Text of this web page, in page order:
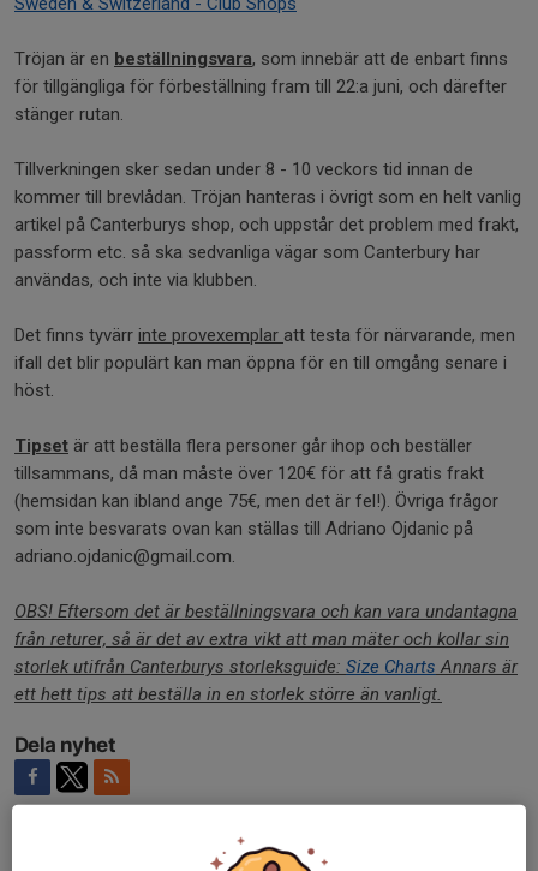
Tröjan är en beställningsvara, som innebär att de enbart finns
för tillgängliga för förbeställning fram till 22:a juni, och därefter
stänger rutan.
Tillverkningen sker sedan under 8 - 10 veckors tid innan de
kommer till brevlådan. Tröjan hanteras i övrigt som en helt vanlig
artikel på Canterburys shop, och uppstår det problem med frakt,
passform etc. så ska sedvanliga vägar som Canterbury har
användas, och inte via klubben.
Det finns tyvärr inte provexemplar att testa för närvarande, men
ifall det blir populärt kan man öppna för en till omgång senare i
höst.
Tipset är att beställa flera personer går ihop och beställer
tillsammans, då man måste över 120€ för att få gratis frakt
(hemsidan kan ibland ange 75€, men det är fel!). Övriga frågor
som inte besvarats ovan kan ställas till Adriano Ojdanic på
adriano.ojdanic@gmail.com.
OBS! Eftersom det är beställningsvara och kan vara undantagna
från returer, så är det av extra vikt att man mäter och kollar sin
storlek utifrån Canterburys storleksguide: Size Charts Annars är
ett hett tips att beställa in en storlek större än vanligt.
Dela nyhet